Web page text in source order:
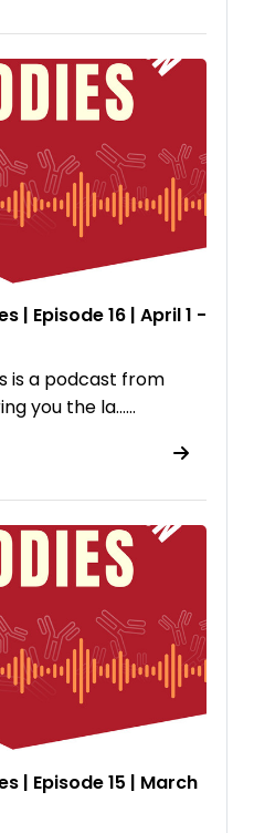
| Episode 16 | April 1 -
is a podcast from
you the la……
| Episode 15 | March